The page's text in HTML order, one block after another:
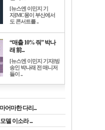
[뉴스엔 이민지 기
자]MC몽이 부산에서
도 콘서트를 ..
“매출 10% 줘” 박나
래 前...
[뉴스엔 이민지 기자]방
송인 박나래 전 매니저
들이 ..
어마한 다리...
델 이소라 ...